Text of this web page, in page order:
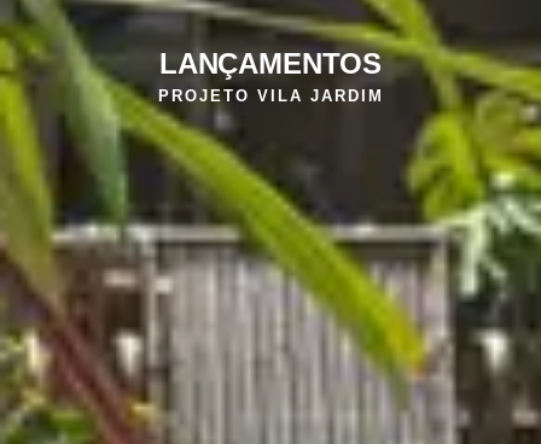
LANÇAMENTOS
PROJETO VILA JARDIM